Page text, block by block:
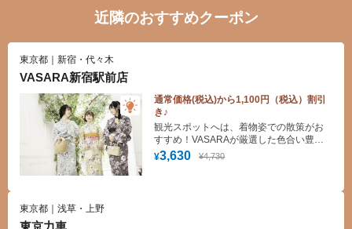
近隣のおすすめクーポン
東京都｜新宿・代々木
VASARA新宿駅前店
通常価格(税込)から1,100円（税込）割引
き♪
¥3,630 ¥4,730
観光スポットへは、着物姿での散策がお
すすめ！VASARAが厳選した色合い豊か
な着物からお好みの一着をお楽しみくだ
さい。手ぶらでOK！着付け・ヘアセット
東京都｜浅草・上野
東京力車